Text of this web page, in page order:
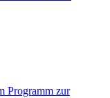
Programm zur